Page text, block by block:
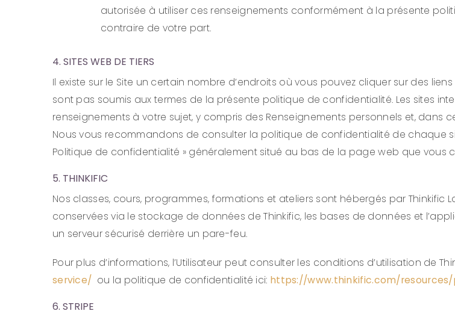
autorisée à utiliser ces renseignements conformément à la présente
contraire de votre part.
4. SITES WEB DE TIERS
Il existe sur le Site un certain nombre d’endroits où vous pouvez cliquer sur des
sont pas soumis aux termes de la présente politique de confidentialité. Les sites
renseignements à votre sujet, y compris des Renseignements personnels et, dans
Nous vous recommandons de consulter la politique de confidentialité de chaque
Politique de confidentialité » généralement situé au bas de la page web que vous
5. THINKIFIC
Nos classes, cours, programmes, formations et ateliers sont hébergés par Thinkific
conservées via le stockage de données de Thinkific, les bases de données et
un serveur sécurisé derrière un pare-feu.
Pour plus d’informations, l’Utilisateur peut consulter les conditions d’utilisation de
service/ ou la politique de confidentialité ici: https://www.thinkific.com/
6. STRIPE